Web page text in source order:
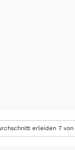
erleiden 7